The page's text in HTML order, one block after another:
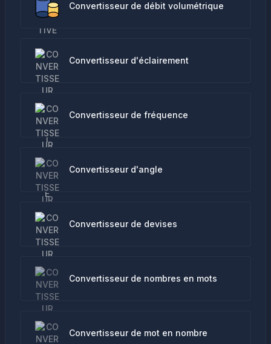
Convertisseur de débit volumétrique
Convertisseur d'éclairement
Convertisseur de fréquence
Convertisseur d'angle
Convertisseur de devises
Convertisseur de nombres en mots
Convertisseur de mot en nombre